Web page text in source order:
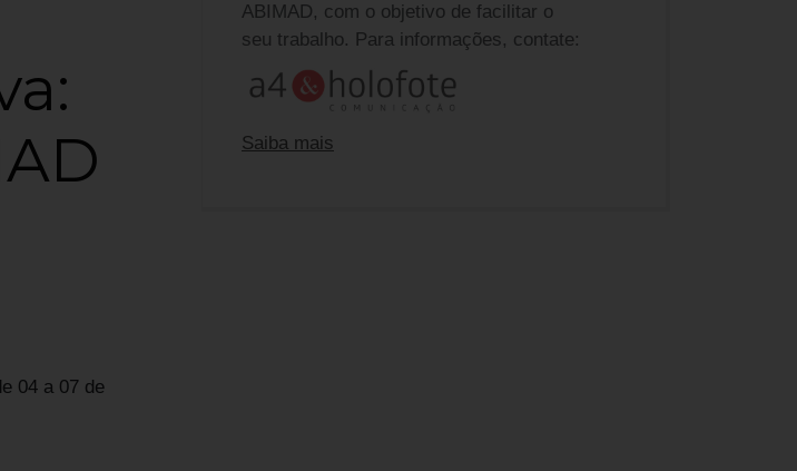
04 a 07 de
ABIMAD, com o objetivo de facilitar o
seu trabalho. Para informações, contate:
Saiba mais